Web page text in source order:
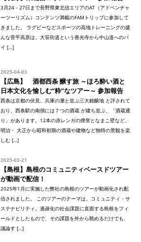
3月24－27日まで長野県東北信エリアのAT（アドベンチャ
ーツーリズム）コンテンツ満載のFAMトリップに参加して
きました。 ラグビーなどスポーツの高地トレーニングの盛
んな菅平高原は、大笹街道という善光寺から中山道へのバ
イ […]
2025-04-03
【広島】 酒都西条 醸す旅 ～ほろ酔い酒と
日本文化を愉しむ”粋”なツアー～ 参加報告
西条は京都の伏見、兵庫の灘と並ぶ三大銘醸地 と評されて
おり、西条駅の南側には７つの酒蔵 が建ち並ぶ、「酒蔵通
り」があります。12本の赤レンガの煙突となまこ壁など、
明治・ 大正から昭和初期の酒蔵や建物など独特の景観を楽
しむ […]
2025-03-21
【島根】島根のコミュニティベースドツアー
が動画で配信！
2025年1月に実施した弊社の島根のツアーが動画化され配
信されました。 このツアーのテーマは、コミュニティ・サ
ステナビリティ。過疎化の社会課題に直面する島根をフィ
ールドとしたもので、その課題を外から眺めるだけでも、
議論す […]